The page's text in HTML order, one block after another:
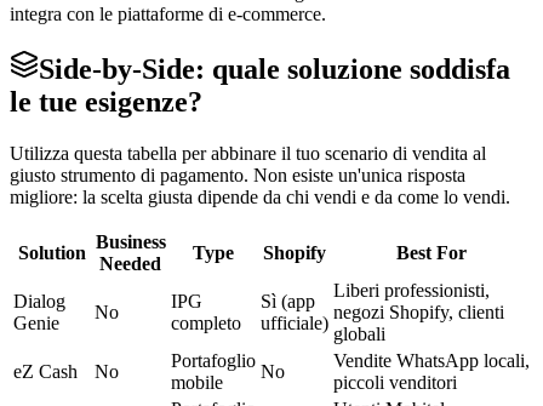
integra con le piattaforme di e-commerce.
Side-by-Side: quale soluzione soddisfa
le tue esigenze?
Utilizza questa tabella per abbinare il tuo scenario di vendita al
giusto strumento di pagamento. Non esiste un'unica risposta
migliore: la scelta giusta dipende da chi vendi e da come lo vendi.
Solution
Business
Needed
Type Shopify Best For
Dialog
Genie
No
IPG
completo
Sì (app
ufficiale)
Liberi professionisti,
negozi Shopify, clienti
globali
eZ Cash
No
Portafoglio
mobile
No
Vendite WhatsApp locali,
piccoli venditori